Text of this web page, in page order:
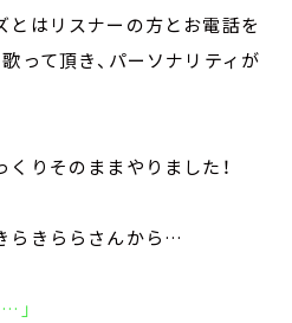
とはリスナーの方とお電話を
って頂き、パーソナリティが
りそのままやりました！
らきららさんから…
」